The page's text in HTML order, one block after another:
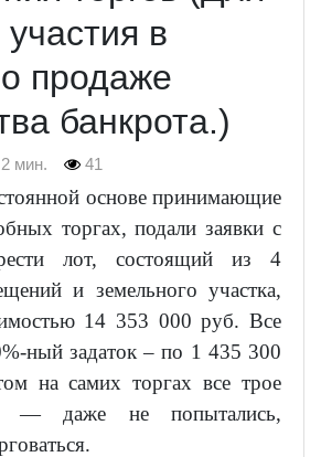
в
продаже
банкрота.)
2 мин. 41
основе принимающие
торгах, подали заявки с
лот, состоящий из 4
и земельного участка,
14 353 000 руб. Все
ный задаток – по 1 435 300
на самих торгах все трое
— даже не попытались,